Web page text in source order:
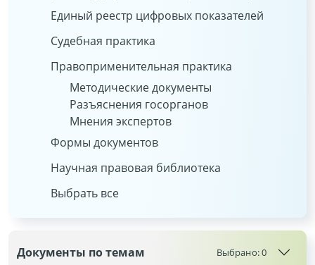
Единый реестр цифровых показателей
Судебная практика
Правоприменительная практика
Методические документы
Разъяснения госорганов
Мнения экспертов
Формы документов
Научная правовая библиотека
Выбрать все
Документы по темам Выбрано:0